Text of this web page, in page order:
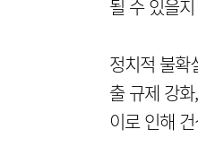
될 수 있을
정치적 불확
출 규제 강
이로 인해